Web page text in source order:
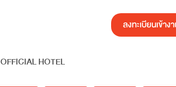
ลงทะเบียนเข้า
OFFICIAL HOTEL